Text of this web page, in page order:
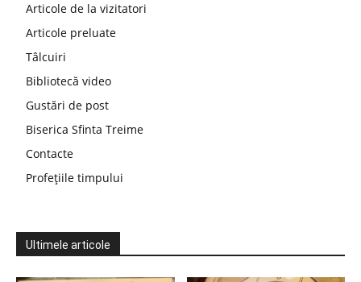
Articole de la vizitatori
Articole preluate
Tâlcuiri
Bibliotecă video
Gustări de post
Biserica Sfinta Treime
Contacte
Profețiile timpului
Ultimele articole